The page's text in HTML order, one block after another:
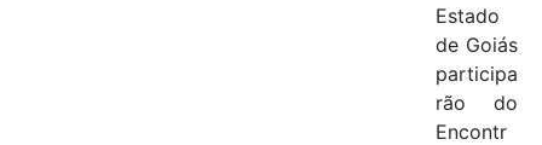
Estado
de Goiás
participa
rão do
Encontr